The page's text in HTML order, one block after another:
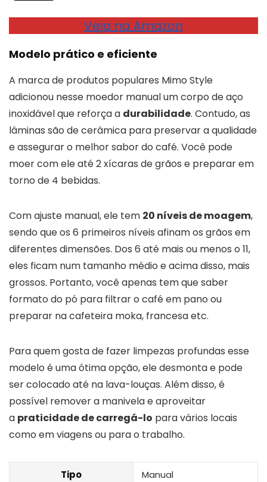
Veja na Amazon
Modelo prático e eficiente
A marca de produtos populares Mimo Style
adicionou nesse moedor manual um corpo de aço
inoxidável que reforça a durabilidade. Contudo, as
lâminas são de cerâmica para preservar a qualidade
e assegurar o melhor sabor do café. Você pode
moer com ele até 2 xícaras de grãos e preparar em
torno de 4 bebidas.
Com ajuste manual, ele tem 20 níveis de moagem,
sendo que os 6 primeiros níveis afinam os grãos em
diferentes dimensões. Dos 6 até mais ou menos o 11,
eles ficam num tamanho médio e acima disso, mais
grossos. Portanto, você apenas tem que saber
formato do pó para filtrar o café em pano ou
preparar na cafeteira moka, francesa etc.
Para quem gosta de fazer limpezas profundas esse
modelo é uma ótima opção, ele desmonta e pode
ser colocado até na lava-louças. Além disso, é
possível remover a manivela e aproveitar
a praticidade de carregá-lo para vários locais
como em viagens ou para o trabalho.
Tipo Manual